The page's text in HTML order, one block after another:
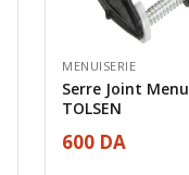
MENUISERIE
Serre Joint
TOLSEN
600 DA